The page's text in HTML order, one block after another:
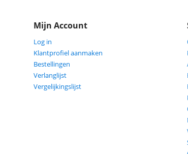
Mijn Account
Log in
Klantprofiel aanmaken
Bestellingen
Verlanglijst
Vergelijkingslijst